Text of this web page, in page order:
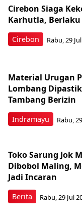
Cirebon
Cirebon Siaga
Karhutla, Berlaku
Rabu, 29
Indramayu
Material Urugan
Lombang
Tambang Berizin
Rabu,
Berita
Toko Sarung Jok
Dibobol Maling,
Jadi Incaran
Rabu, 29 Jul